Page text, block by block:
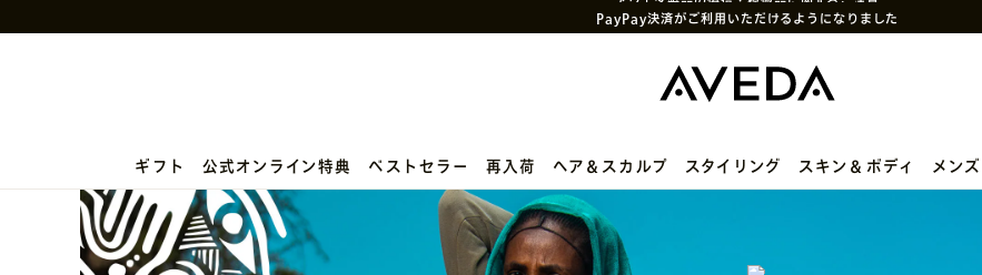
PayPay決済がご利用いただけるようになりました
次回使えるクーポン付きセットはこちら
ギフト 公式オンライン特典 ベストセラー 再入荷 ヘア＆スカルプ スタイリング スキン＆ボディ メンズ